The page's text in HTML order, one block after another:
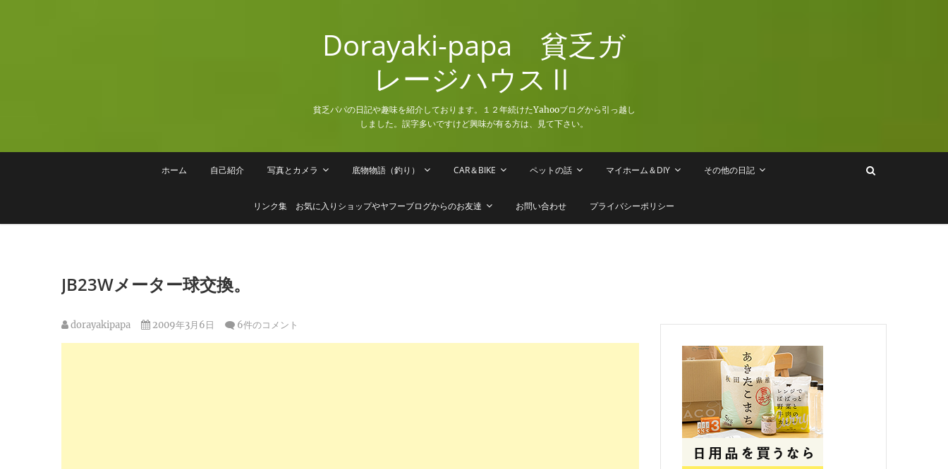
Dorayaki-papa 貧乏ガ
レージハウスⅡ
貧乏パパの日記や趣味を紹介しております。１２年続けたYahooブログから引っ越し
しました。誤字多いですけど興味が有る方は、見て下さい。
ホーム 自己紹介 写真とカメラ 底物物語（釣り） CAR＆BIKE ペットの話 マイホーム＆DIY その他の日記
リンク集 お気に入りショップやヤフーブログからのお友達 お問い合わせ プライバシーポリシー
JB23Wメーター球交換。
dorayakipapa 2009年3月6日 6件のコメント